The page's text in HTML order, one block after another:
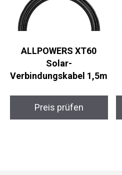
ALLPOWERS XT60
Solar-
Verbindungskabel 1,5m
Preis prüfen